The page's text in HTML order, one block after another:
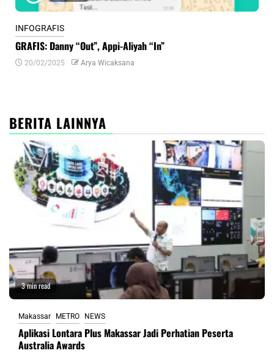
INFOGRAFIS
GRAFIS: Danny “Out”, Appi-Aliyah “In”
20/02/2025 Arya Wicaksana
BERITA LAINNYA
3 min read
Makassar METRO NEWS
Aplikasi Lontara Plus Makassar Jadi Perhatian Peserta
Australia Awards